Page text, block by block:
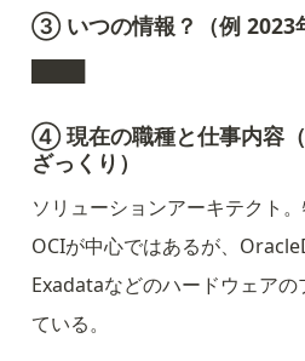
③ いつの情報？（例 2023
④ 現在の職種と仕事内容
ざっくり）
ソリューションアーキテクト。
OCIが中心ではあるが、
Exadataなどのハードウェア
ている。